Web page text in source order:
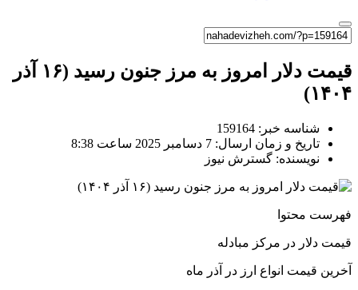
قیمت دلار امروز به مرز جنون رسید (۱۶ آذر
۱۴۰۴)
شناسه خبر: 159164
تاریخ و زمان ارسال: 7 دسامبر 2025 ساعت 8:38
نویسنده: گسترش نیوز
فهرست محتوا
قیمت دلار در مرکز مبادله
آخرین قیمت انواع ارز در آذر ماه